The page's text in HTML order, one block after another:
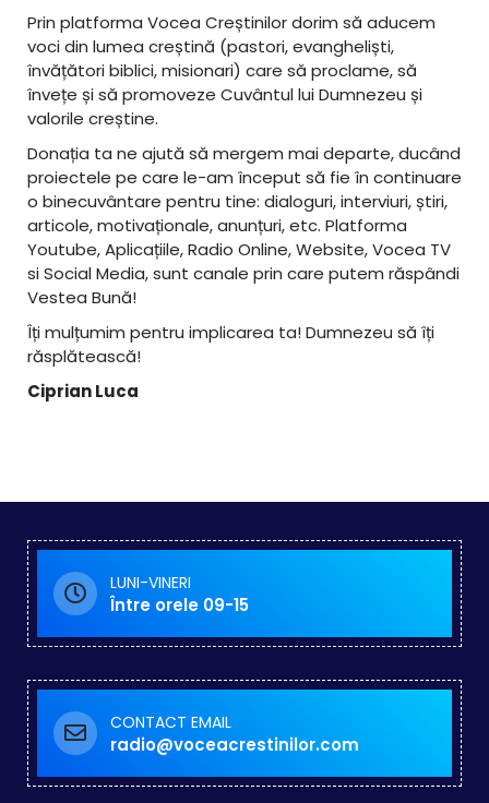
Prin platforma Vocea Creștinilor dorim să aducem
voci din lumea creștină (pastori, evangheliști,
învățători biblici, misionari) care să proclame, să
învețe și să promoveze Cuvântul lui Dumnezeu și
valorile creștine.
Donația ta ne ajută să mergem mai departe, ducând
proiectele pe care le-am început să fie în continuare
o binecuvântare pentru tine: dialoguri, interviuri, știri,
articole, motivaționale, anunțuri, etc. Platforma
Youtube, Aplicațiile, Radio Online, Website, Vocea TV
si Social Media, sunt canale prin care putem răspândi
Vestea Bună!
Îți mulțumim pentru implicarea ta! Dumnezeu să îți
răsplătească!
Ciprian Luca
LUNI-VINERI
Între orele 09-15
CONTACT EMAIL
radio@voceacrestinilor.com